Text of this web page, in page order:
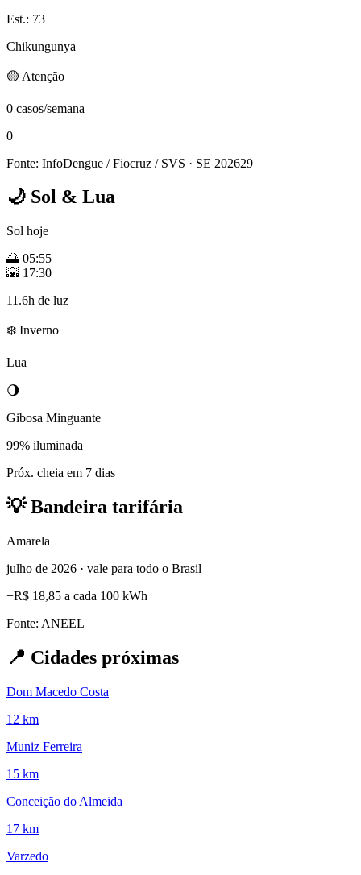
Est.: 73
Chikungunya
🟡 Atenção
0 casos/semana
0
Fonte: InfoDengue / Fiocruz / SVS · SE 202629
🌙 Sol & Lua
Sol hoje
🌅 05:55
🌇 17:30
11.6h de luz
❄️ Inverno
Lua
🌖
Gibosa Minguante
99% iluminada
Próx. cheia em 7 dias
💡Bandeira tarifária
Amarela
julho de 2026 · vale para todo o Brasil
+R$ 18,85 a cada 100 kWh
Fonte: ANEEL
📍 Cidades próximas
Dom Macedo Costa
12 km
Muniz Ferreira
15 km
Conceição do Almeida
17 km
Varzedo